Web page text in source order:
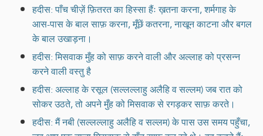
हदीस: पाँच चीज़ें फ़ितरत का हिस्सा हैंः ख़तना करना, शर्मगाह के
आस-पास के बाल साफ़ करना, मूँछें कतरना, नाखून काटना और बगल
के बाल उखाड़ना।
हदीस: मिसवाक मुँह को साफ़ करने वाली और अल्लाह को प्रसन्न
करने वाली वस्तु है
हदीस: अल्लाह के रसूल (सल्लल्लाहु अलैहि व सल्लम) जब रात को
सोकर उठते, तो अपने मुँह को मिसवाक से रगड़कर साफ़ करते।
हदीस: मैं नबी (सल्लल्लाहु अलैहि व सल्लम) के पास उस समय पहुँचा,